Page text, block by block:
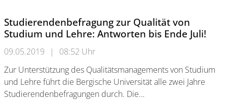
Studierendenbefragung zur Qualität von
Studium und Lehre: Antworten bis Ende Juli!
09.05.2019 |
08:52 Uhr
Zur Unterstützung des Qualitätsmanagements von Studium
und Lehre führt die Bergische Universität alle zwei Jahre
Studierendenbefragungen durch. Die…